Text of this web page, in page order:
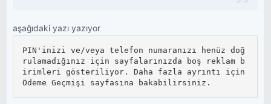
aşağıdaki yazı yazıyor
PIN'inizi ve/veya telefon numaranızı henüz doğ
rulamadığınız için sayfalarınızda boş reklam b
irimleri gösteriliyor. Daha fazla ayrıntı için
Ödeme Geçmişi sayfasına bakabilirsiniz.